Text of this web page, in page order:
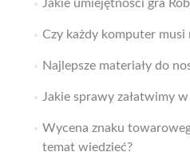
Jakie umiejętności gra
Czy każdy komputer
Najlepsze materiały do
Jakie sprawy załatwimy
Wycena znaku
temat wiedzieć?